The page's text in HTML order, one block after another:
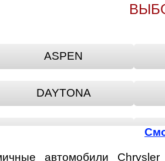
ASPEN
DAYTONA
NEW
автомобили